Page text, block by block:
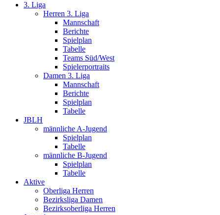
3. Liga
Herren 3. Liga
Mannschaft
Berichte
Spielplan
Tabelle
Teams Süd/West
Spielerportraits
Damen 3. Liga
Mannschaft
Berichte
Spielplan
Tabelle
JBLH
männliche A-Jugend
Spielplan
Tabelle
männliche B-Jugend
Spielplan
Tabelle
Aktive
Oberliga Herren
Bezirksliga Damen
Bezirksoberliga Herren